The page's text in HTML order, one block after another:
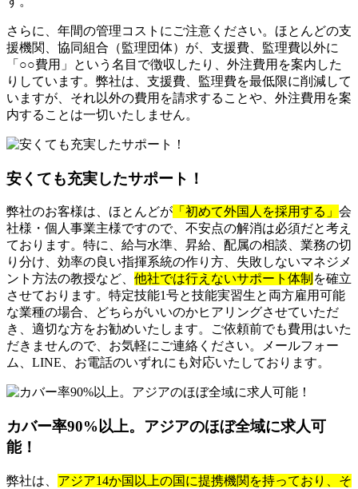
さらに、年間の管理コストにご注意ください。ほとんどの支
援機関、協同組合（監理団体）が、支援費、監理費以外に
「○○費用」という名目で徴収したり、外注費用を案内した
りしています。弊社は、支援費、監理費を最低限に削減して
いますが、それ以外の費用を請求することや、外注費用を案
内することは一切いたしません。
安くても充実したサポート！
弊社のお客様は、ほとんどが 「初めて外国人を採用する」 会
社様・個人事業主様ですので、不安点の解消は必須だと考え
ております。特に、給与水準、昇給、配属の相談、業務の切
り分け、効率の良い指揮系統の作り方、失敗しないマネジメ
ント方法の教授など、 他社では行えないサポート体制 を確立
させております。特定技能1号と技能実習生と両方雇用可能
な業種の場合、どちらがいいのかヒアリングさせていただ
き、適切な方をお勧めいたします。ご依頼前でも費用はいた
だきませんので、お気軽にご連絡ください。メールフォー
ム、LINE、お電話のいずれにも対応いたしております。
カバー率90%以上。アジアのほぼ全域に求人可
能！
弊社は、 アジア14か国以上の国に提携機関を持っており、そ